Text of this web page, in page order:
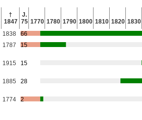
†
1847
J.
75 1770 1780 1790 1800 1810 1820 1830
1838
66
1787 15
1915 15
1885 28
1774 2